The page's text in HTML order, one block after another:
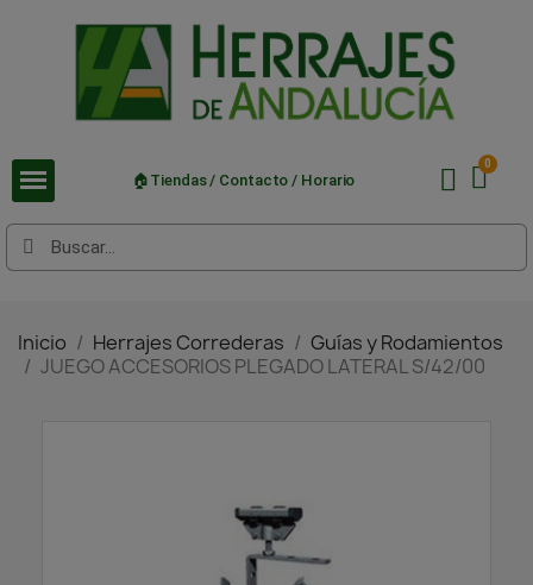
🏠Tiendas / Contacto / Horario
Inicio Herrajes Correderas
Guías y Rodamientos
JUEGO ACCESORIOS PLEGADO LATERAL S/42/00